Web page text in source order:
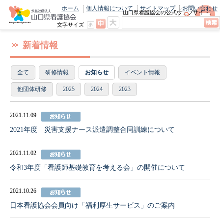
山口県看護協会の公式ウェブサイト。
最新のニュースやお知らせをいち早くお
ホーム 個人情報について サイトマップ お問い合わせ
文字サイズ
新着情報
全て 研修情報 お知らせ イベント情報
他団体研修 2025 2024 2023
2021.11.09
2021年度 災害支援ナース派遣調整合同訓練について
2021.11.02
令和3年度「看護師基礎教育を考える会」の開催について
2021.10.26
日本看護協会会員向け「福利厚生サービス」のご案内